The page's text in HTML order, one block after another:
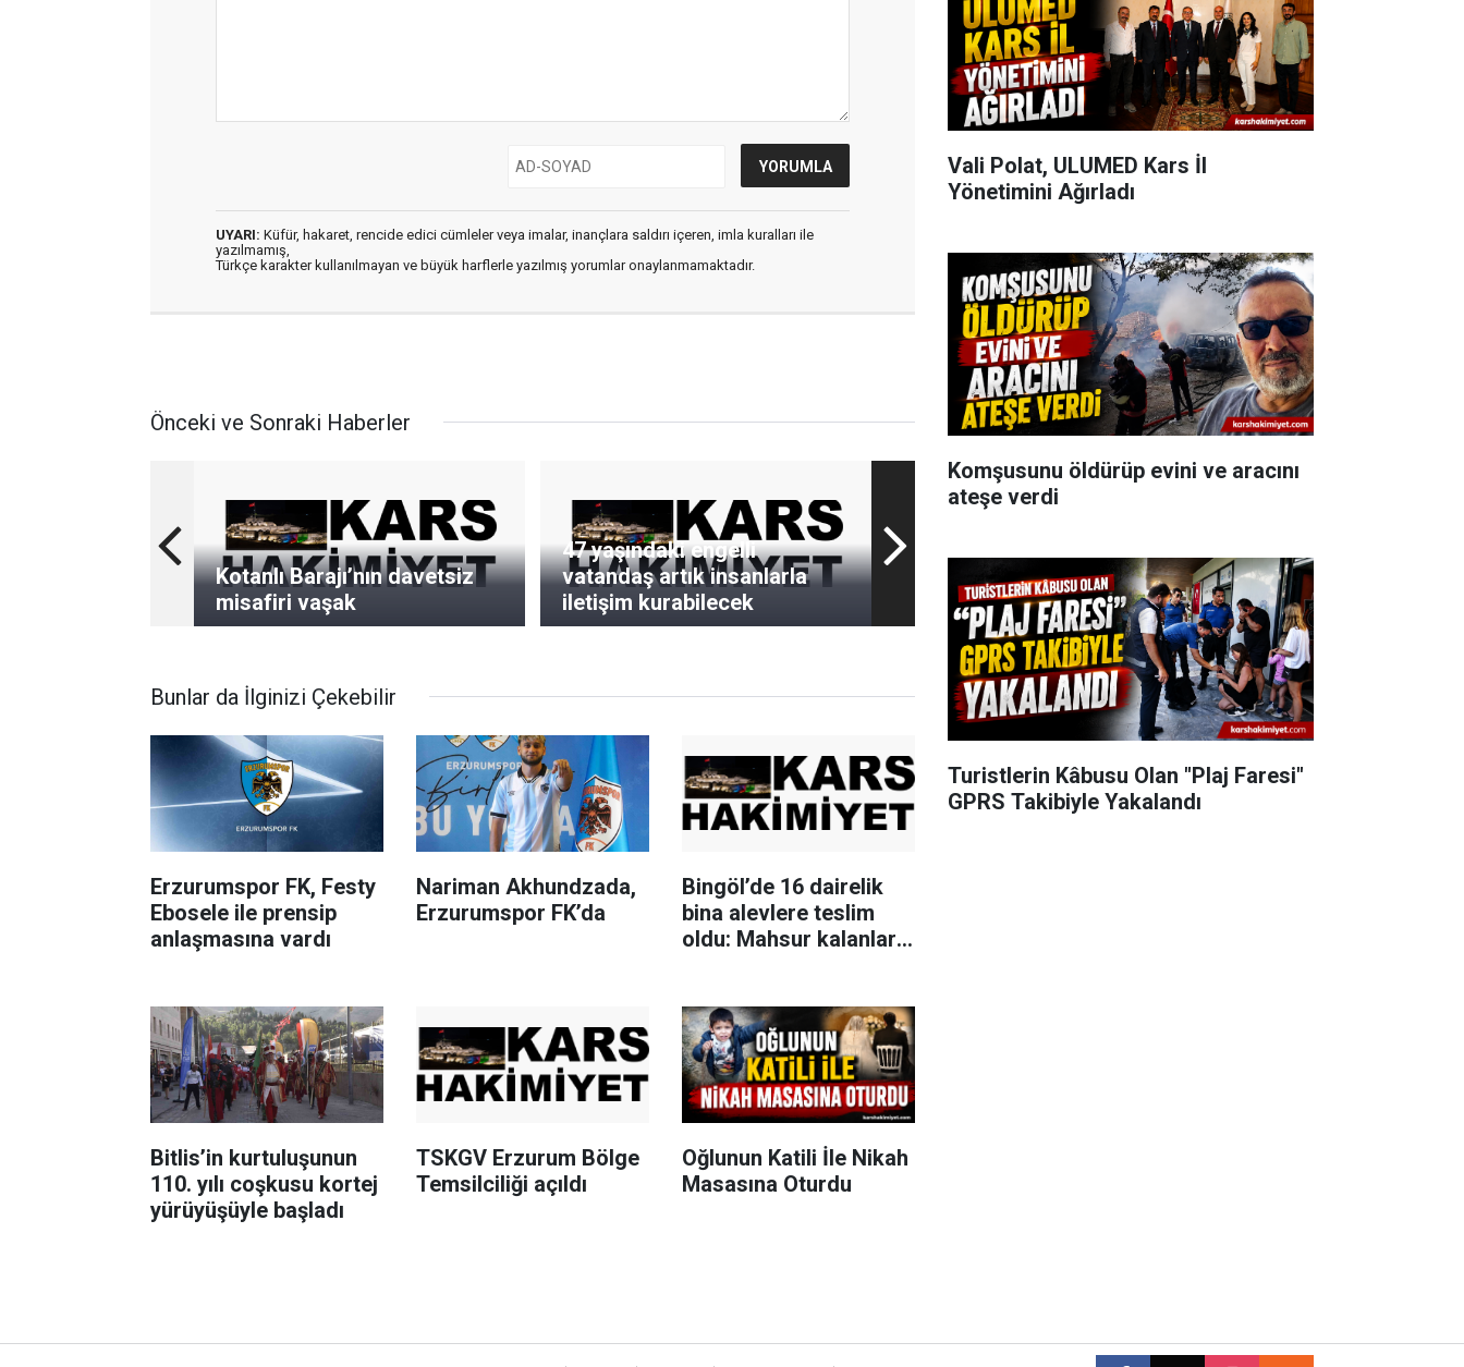
UYARI: Küfür, hakaret, rencide edici cümleler veya imalar, inançlara saldırı içeren, imla kuralları ile
yazılmamış,
Türkçe karakter kullanılmayan ve büyük harflerle yazılmış yorumlar onaylanmamaktadır.
Önceki ve Sonraki Haberler
Kotanlı Barajı’nın davetsiz
misafiri vaşak
47 yaşındaki engelli
vatandaş artık insanlarla
iletişim kurabilecek
Bunlar da İlginizi Çekebilir
Erzurumspor FK, Festy
Ebosele ile prensip
anlaşmasına vardı
Nariman Akhundzada,
Erzurumspor FK’da
Bingöl’de 16 dairelik
bina alevlere teslim
oldu: Mahsur kalanları
Bitlis’in kurtuluşunun
110. yılı coşkusu kortej
yürüyüşüyle başladı
TSKGV Erzurum Bölge
Temsilciliği açıldı
Oğlunun Katili İle Nikah
Masasına Oturdu
Vali Polat, ULUMED Kars İl
Yönetimini Ağırladı
Komşusunu öldürüp evini ve aracını
ateşe verdi
Turistlerin Kâbusu Olan "Plaj Faresi"
GPRS Takibiyle Yakalandı